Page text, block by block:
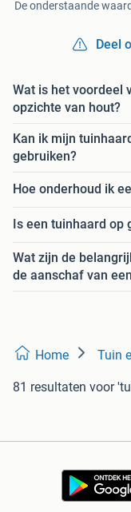
De onderstaande
Deel
Wat is het voordeel
opzichte van hout?
Kan ik mijn
gebruiken?
Hoe onderhoud ik
Is een tuinhaard op
Wat zijn de
de aanschaf van
Home Tuin
81 resultaten voor